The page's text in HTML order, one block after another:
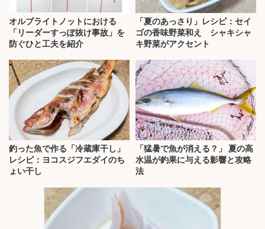
オルブライトノットにおける
「リーダーすっぽ抜け事故」を
防ぐひと工夫を紹介
「夏のあっさり」レシピ：セイ
ゴの香味野菜和え シャキシャ
キ野菜がアクセント
釣った魚で作る「冷蔵庫干し」
レシピ：ヨコスジフエダイのち
ょい干し
「猛暑で魚が消える？」 夏の高
水温が釣果に与える影響と攻略
法